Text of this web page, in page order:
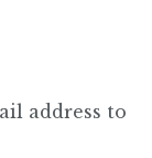
address to